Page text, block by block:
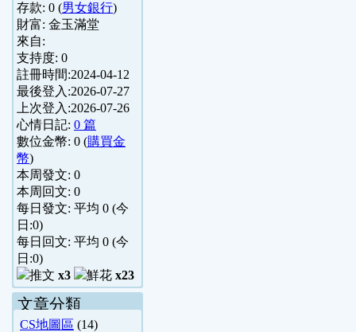
存款: 0 (男女銀行)
財富: 金玉滿堂
來自:
支持度: 0
註冊時間:2024-04-12
最後登入:2026-07-27
上次登入:2026-07-26
心情日記: 0 篇
數位金幣: 0 (購買金
幣)
本周發文: 0
本周回文: 0
每日發文: 平均 0 (今
日:0)
每日回文: 平均 0 (今
日:0)
x3
x23
文章分類
CS地圖區 (14)